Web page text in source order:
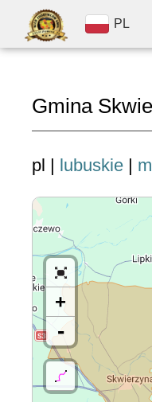
PL
Gmina
pl | lubuskie |
+
-